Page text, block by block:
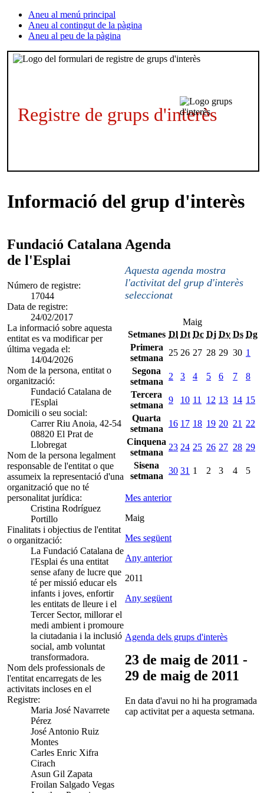
Aneu al menú principal
Aneu al contingut de la pàgina
Aneu al peu de la pàgina
Registre de grups d'interès
Informació del grup d'interès
Fundació Catalana
de l'Esplai
Número de registre:
17044
Data de registre:
24/02/2017
La informació sobre aquesta
entitat es va modificar per
última vegada el:
14/04/2026
Nom de la persona, entitat o
organització:
Fundació Catalana de
l'Esplai
Domicili o seu social:
Carrer Riu Anoia, 42-54
08820 El Prat de
Llobregat
Nom de la persona legalment
responsable de l'entitat o que
assumeix la representació d'una
organització que no té
personalitat jurídica:
Cristina Rodríguez
Portillo
Finalitats i objectius de l'entitat
o organització:
La Fundació Catalana de
l'Esplai és una entitat
sense afany de lucre que
té per missió educar els
infants i joves, enfortir
les entitats de lleure i el
Tercer Sector, millorar el
medi ambient i promoure
la ciutadania i la inclusió
social, amb voluntat
transformadora.
Nom dels professionals de
l'entitat encarregats de les
activitats incloses en el
Registre:
Maria José Navarrete
Pérez
José Antonio Ruiz
Montes
Carles Enric Xifra
Cirach
Asun Gil Zapata
Froilan Salgado Vegas
Agenda
Aquesta agenda mostra
l'activitat del grup d'interès
seleccionat
Maig
Setmanes Dl Dt Dc Dj Dv Ds Dg
Primera
setmana
25 26 27 28 29 30 1
Segona
setmana
2 3 4 5 6 7
8
Tercera
setmana
9 10 11 12 13 14 15
Quarta
setmana
16 17 18 19 20 21 22
Cinquena
setmana
23 24 25 26 27 28 29
Sisena
setmana
30 31 1 2 3 4 5
Mes anterior
Maig
Mes següent
Any anterior
2011
Any següent
Agenda dels grups d'interès
23 de maig de 2011 -
29 de maig de 2011
En data d'avui no hi ha programada
cap activitat per a aquesta setmana.